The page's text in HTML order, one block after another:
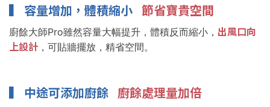
▍ 容量增加，體積縮小 節省寶貴空間
廚餘大師Pro雖然容量大幅提升，體積反而縮小， 出風口向
上設計 ，可貼牆擺放，精省空間。
▍ 中途可添加廚餘 廚餘處理量加倍